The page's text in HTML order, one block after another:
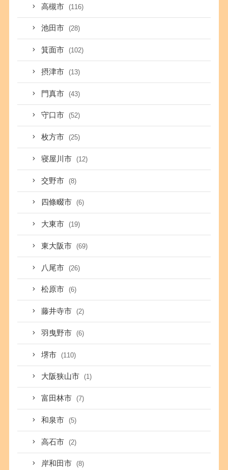
高槻市 (116)
池田市 (28)
箕面市 (102)
摂津市 (13)
門真市 (43)
守口市 (52)
枚方市 (25)
寝屋川市 (12)
交野市 (8)
四條畷市 (6)
大東市 (19)
東大阪市 (69)
八尾市 (26)
松原市 (6)
藤井寺市 (2)
羽曳野市 (6)
堺市 (110)
大阪狭山市 (1)
富田林市 (7)
和泉市 (5)
高石市 (2)
岸和田市 (8)